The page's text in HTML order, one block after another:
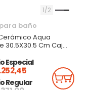
Carrito
1 2
baño
Aqua
30.5X30.5 Cm Caja
Especial
Regular